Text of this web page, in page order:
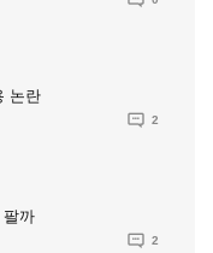
논란
2
팔까
2